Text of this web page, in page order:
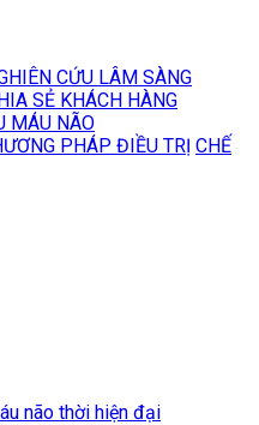
CỨU LÂM SÀNG
SẺ KHÁCH HÀNG
MÁU NÃO
PHÁP ĐIỀU TRỊ CHẾ
não thời hiện đại